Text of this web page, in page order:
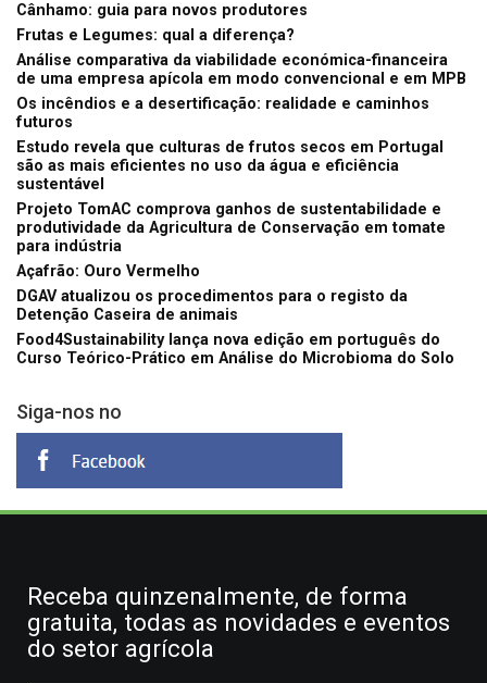
Cânhamo: guia para novos produtores
Frutas e Legumes: qual a diferença?
Análise comparativa da viabilidade económica-financeira
de uma empresa apícola em modo convencional e em MPB
Os incêndios e a desertificação: realidade e caminhos
futuros
Estudo revela que culturas de frutos secos em Portugal
são as mais eficientes no uso da água e eficiência
sustentável
Projeto TomAC comprova ganhos de sustentabilidade e
produtividade da Agricultura de Conservação em tomate
para indústria
Açafrão: Ouro Vermelho
DGAV atualizou os procedimentos para o registo da
Detenção Caseira de animais
Food4Sustainability lança nova edição em português do
Curso Teórico-Prático em Análise do Microbioma do Solo
Siga-nos no
Receba quinzenalmente, de forma
gratuita, todas as novidades e eventos
do setor agrícola